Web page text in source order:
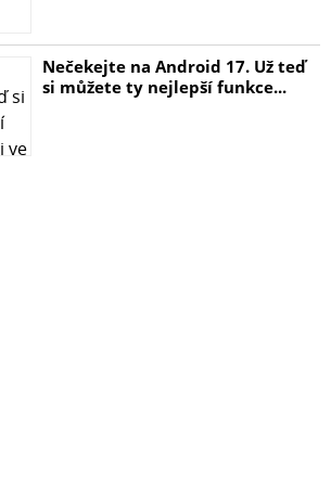
Nečekejte na Android 17. Už teď
si můžete ty nejlepší funkce...